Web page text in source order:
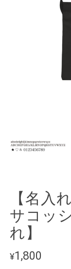
【名入
サコッ
れ】
¥1,800